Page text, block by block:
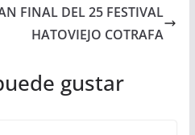
FINAL DEL 25 FESTIVAL
HATOVIEJO COTRAFA
gustar